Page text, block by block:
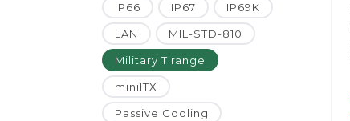
IP66 IP67 IP69K
LAN MIL-STD-810
Military T range
miniITX
Passive Cooling